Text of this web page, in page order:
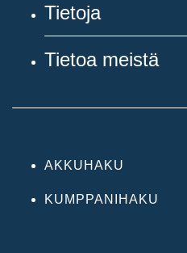
Tietoja
Tietoa meistä
AKKUHAKU
KUMPPANIHAKU